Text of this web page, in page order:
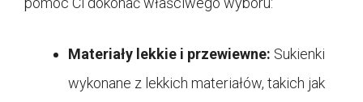
Materiały lekkie i przewiewne: Sukienki
wykonane z lekkich materiałów, takich jak